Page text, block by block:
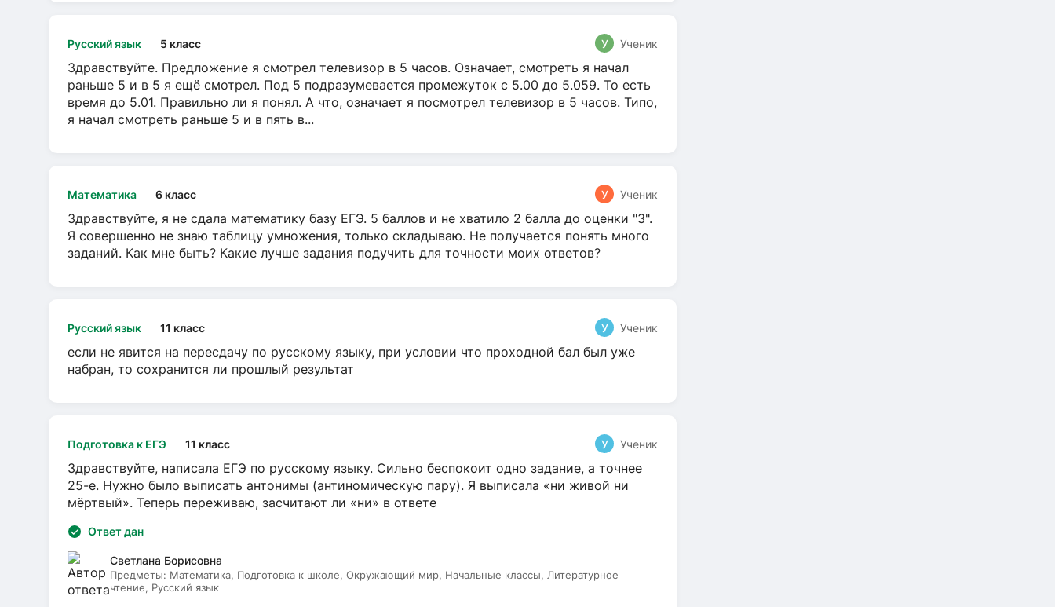
Русский язык 5 класс У Ученик
Здравствуйте. Предложение я смотрел телевизор в 5 часов. Означает, смотреть я начал
раньше 5 и в 5 я ещё смотрел. Под 5 подразумевается промежуток с 5.00 до 5.059. То есть
время до 5.01. Правильно ли я понял. А что, означает я посмотрел телевизор в 5 часов. Типо,
я начал смотреть раньше 5 и в пять в...
Математика 6 класс У Ученик
Здравствуйте, я не сдала математику базу ЕГЭ. 5 баллов и не хватило 2 балла до оценки "3".
Я совершенно не знаю таблицу умножения, только складываю. Не получается понять много
заданий. Как мне быть? Какие лучше задания подучить для точности моих ответов?
Русский язык 11 класс У Ученик
если не явится на пересдачу по русскому языку, при условии что проходной бал был уже
набран, то сохранится ли прошлый результат
Подготовка к ЕГЭ 11 класс У Ученик
Здравствуйте, написала ЕГЭ по русскому языку. Сильно беспокоит одно задание, а точнее
25-е. Нужно было выписать антонимы (антиномическую пару). Я выписала «ни живой ни
мёртвый». Теперь переживаю, засчитают ли «ни» в ответе
Ответ дан
Светлана Борисовна
Предметы: Математика, Подготовка к школе, Окружающий мир, Начальные классы, Литературное
чтение, Русский язык